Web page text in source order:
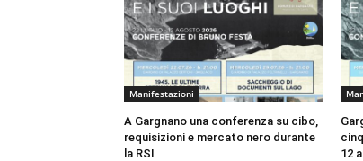
Manifestazioni
A Gargnano una conferenza su cibo,
requisizioni e mercato nero durante
la RSI
12